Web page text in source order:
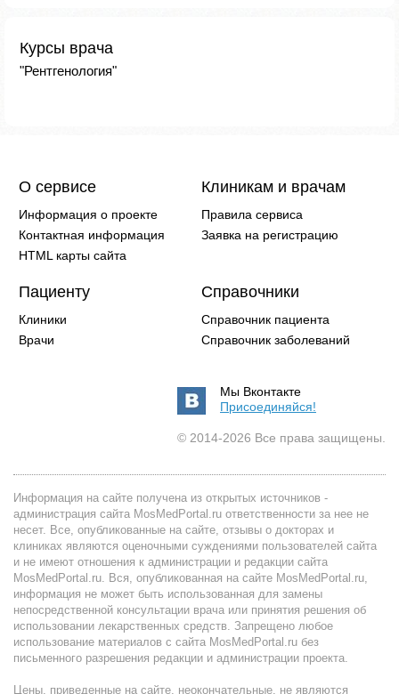
Курсы врача
"Рентгенология"
О сервисе
Информация о проекте
Контактная информация
HTML карты сайта
Клиникам и врачам
Правила сервиса
Заявка на регистрацию
Пациенту
Клиники
Врачи
Справочники
Справочник пациента
Справочник заболеваний
Мы Вконтакте
Присоединяйся!
© 2014-2026 Все права защищены.
Информация на сайте получена из открытых источников -
администрация сайта MosMedPortal.ru ответственности за нее не
несет. Все, опубликованные на сайте, отзывы о докторах и
клиниках являются оценочными суждениями пользователей сайта
и не имеют отношения к администрации и редакции сайта
MosMedPortal.ru. Вся, опубликованная на сайте MosMedPortal.ru,
информация не может быть использованная для замены
непосредственной консультации врача или принятия решения об
использовании лекарственных средств. Запрещено любое
использование материалов с сайта MosMedPortal.ru без
письменного разрешения редакции и администрации проекта.
Цены, приведенные на сайте, неокончательные, не являются